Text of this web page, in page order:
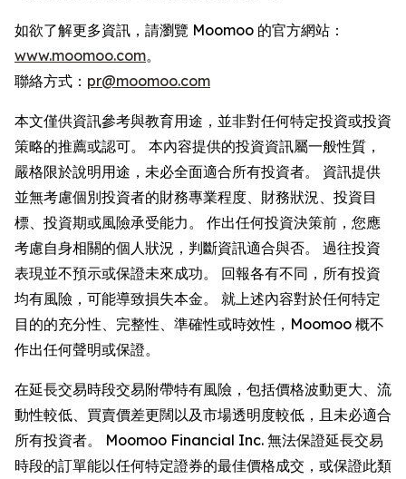
如欲了解更多資訊，請瀏覽 Moomoo 的官方網站：
www.moomoo.com。
聯絡方式： pr@moomoo.com
本文僅供資訊參考與教育用途，並非對任何特定投資或投資
策略的推薦或認可。 本內容提供的投資資訊屬一般性質，
嚴格限於說明用途，未必全面適合所有投資者。 資訊提供
並無考慮個別投資者的財務專業程度、財務狀況、投資目
標、投資期或風險承受能力。 作出任何投資決策前，您應
考慮自身相關的個人狀況，判斷資訊適合與否。 過往投資
表現並不預示或保證未來成功。 回報各有不同，所有投資
均有風險，可能導致損失本金。 就上述內容對於任何特定
目的的充分性、完整性、準確性或時效性，Moomoo 概不
作出任何聲明或保證。
在延長交易時段交易附帶特有風險，包括價格波動更大、流
動性較低、買賣價差更闊以及市場透明度較低，且未必適合
所有投資者。 Moomoo Financial Inc. 無法保證延長交易
時段的訂單能以任何特定證券的最佳價格成交，或保證此類